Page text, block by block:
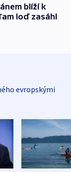
blíží k
loď zasáhl
evropskými